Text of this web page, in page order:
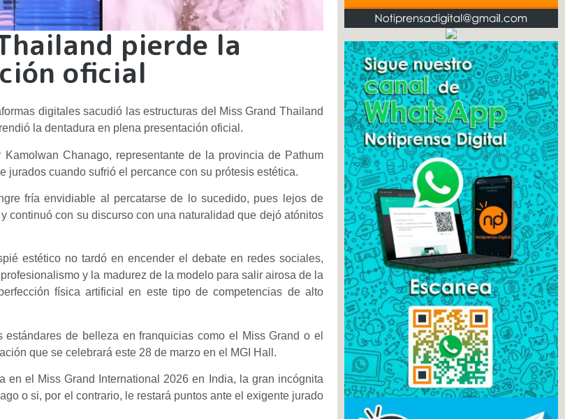
pierde la
oficial
digitales sacudió las estructuras del Miss Grand Thailand
la dentadura en plena presentación oficial.
Chanago, representante de la provincia de Pathum
cuando sufrió el percance con su prótesis estética.
fría envidiable al percatarse de lo sucedido, pues lejos de
continuó con su discurso con una naturalidad que dejó atónitos
estético no tardó en encender el debate en redes sociales,
y la madurez de la modelo para salir airosa de la
física artificial en este tipo de competencias de alto
de belleza en franquicias como el Miss Grand o el
que se celebrará este 28 de marzo en el MGI Hall.
el Miss Grand International 2026 en India, la gran incógnita
o si, por el contrario, le restará puntos ante el exigente jurado